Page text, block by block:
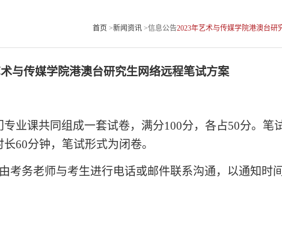
首页 >新闻资讯 >信息公告2023年艺术与传媒学院港澳台研
与传媒学院港澳台研究生网络远程笔试方案
业课共同组成一套试卷，满分100分，各占50分。笔
60分钟，笔试形式为闭卷。
考务老师与考生进行电话或邮件联系沟通，以通知时